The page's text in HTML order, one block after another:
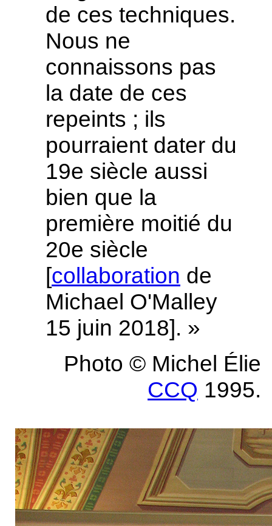
de ces techniques.
Nous ne
connaissons pas
la date de ces
repeints ; ils
pourraient dater du
19e siècle aussi
bien que la
première moitié du
20e siècle
[collaboration de
Michael O'Malley
15 juin 2018]. »
Photo ​© Michel Élie
CCQ 1995.